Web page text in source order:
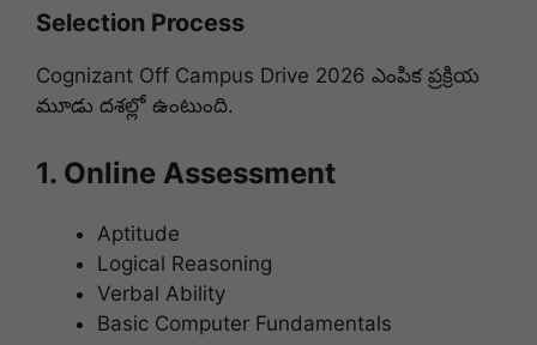
Selection Process
Cognizant Off Campus Drive 2026 ఎంపిక ప్రక్రియ
మూడు దశల్లో ఉంటుంది.
1. Online Assessment
Aptitude
Logical Reasoning
Verbal Ability
Basic Computer Fundamentals